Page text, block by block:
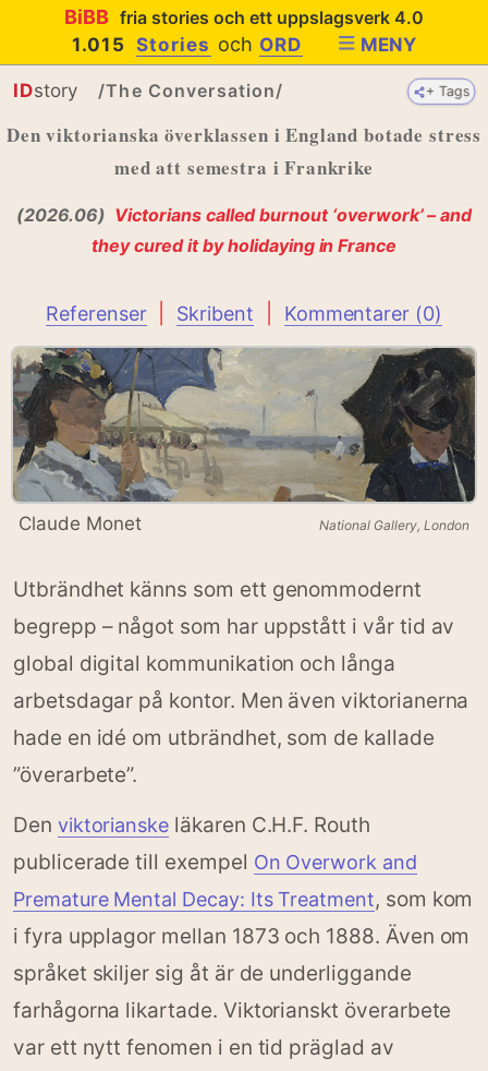
BiBB fria stories och ett uppslagsverk 4.0
1.015 Stories och ORD MENY
+ Tags
IDstory /The Conversation/
Den viktorianska överklassen i England botade stress
med att semestra i Frankrike
(2026.06) Victorians called burnout ‘overwork’ – and
they cured it by holidaying in France
Referenser Skribent Kommentarer (0)
Claude Monet National Gallery, London
Utbrändhet känns som ett genommodernt
begrepp – något som har uppstått i vår tid av
global digital kommunikation och långa
arbetsdagar på kontor. Men även viktorianerna
hade en idé om utbrändhet, som de kallade
”överarbete”.
Den viktorianske läkaren C.H.F. Routh
publicerade till exempel On Overwork and
Premature Mental Decay: Its Treatment, som kom
i fyra upplagor mellan 1873 och 1888. Även om
språket skiljer sig åt är de underliggande
farhågorna likartade. Viktorianskt överarbete
var ett nytt fenomen i en tid präglad av
+ Tags